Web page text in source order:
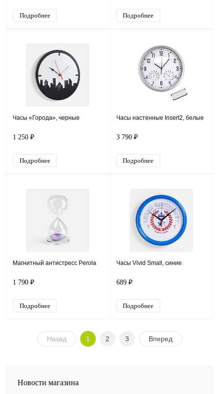
Подробнее Подробнее
Часы «Города», черные
1 250 ₽
Подробнее
Часы настенные Insert2, белые
3 790 ₽
Подробнее
Магнитный антистресс Perola
1 790 ₽
Подробнее
Часы Vivid Small, синие
689 ₽
Подробнее
Назад 1 2 3 Вперед
Новости магазина